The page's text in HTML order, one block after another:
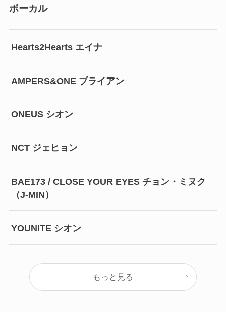
ボーカル
Hearts2Hearts エイナ
AMPERS&ONE ブライアン
ONEUS シオン
NCT ジェヒョン
BAE173 / CLOSE YOUR EYES チョン・ミヌク
（J-MIN）
YOUNITE シオン
もっと見る